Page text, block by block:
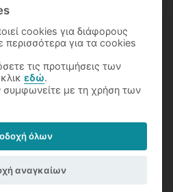
Centre
Policy
cookies για διάφορους
περισσότερα για τα cookies
τις προτιμήσεις των
εδώ.
με τη χρήση των
όλων
αναγκαίων